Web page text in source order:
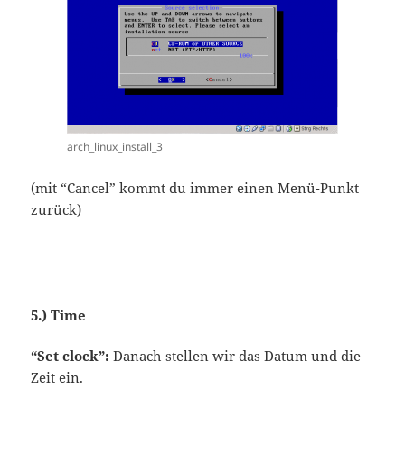
arch_linux_install_3
(mit “Cancel” kommt du immer einen Menü-Punkt
zurück)
5.) Time
“Set clock”:Danach stellen wir das Datum und die
Zeit ein.